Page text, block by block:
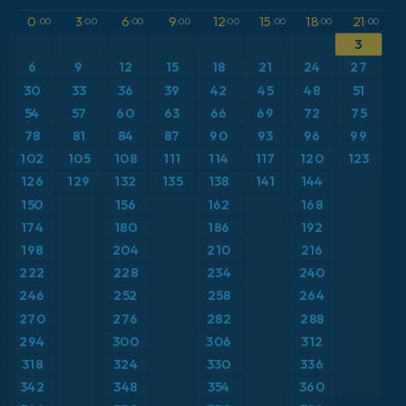
ICON Alemania 2 km
Caribe
Escandinavia
Estados Unidos
Europa
Francia
Grecia
Islandia
Anomalía de temperatura a 850 hPa
CAPE
Precipitación, nubes y presión
Profundidad de nieve
Punto de rocío a 2 m
Ráfagas de Viento Máximas
Ráfagas de viento
0 :00 3:00 6:00 9:00 12:00 15 :00 18:00 21:00
3
6
9 12 15 18 21 24 27
30 33 36 39 42 45 48 51
54 57 60 63 66 69 72
75
78
81 84 87 90 93 96 99
102 105 108 111 114 117 120 123
126 129 132 135 138 141
144
150
156 162
168
174
180 186
192
198
204 210 216
222 228 234 240
246 252 258
264
270
276 282
288
294
300 306
312
318
324 330 336
342 348 354 360